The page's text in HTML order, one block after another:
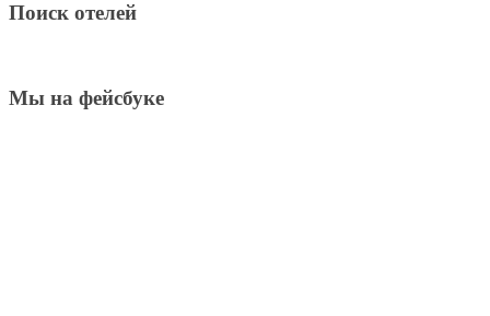
Поиск отелей
Мы на фейсбуке